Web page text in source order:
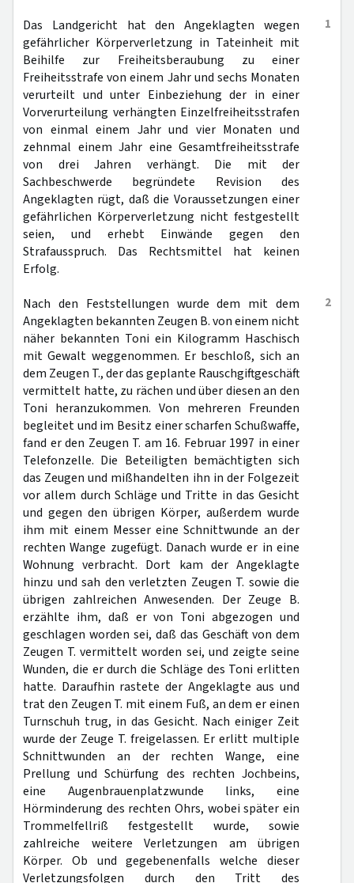
1
Das Landgericht hat den Angeklagten wegen
gefährlicher Körperverletzung in Tateinheit mit
Beihilfe zur Freiheitsberaubung zu einer
Freiheitsstrafe von einem Jahr und sechs Monaten
verurteilt und unter Einbeziehung der in einer
Vorverurteilung verhängten Einzelfreiheitsstrafen
von einmal einem Jahr und vier Monaten und
zehnmal einem Jahr eine Gesamtfreiheitsstrafe
von drei Jahren verhängt. Die mit der
Sachbeschwerde begründete Revision des
Angeklagten rügt, daß die Voraussetzungen einer
gefährlichen Körperverletzung nicht festgestellt
seien, und erhebt Einwände gegen den
Strafausspruch. Das Rechtsmittel hat keinen
Erfolg.
2
Nach den Feststellungen wurde dem mit dem
Angeklagten bekannten Zeugen B. von einem nicht
näher bekannten Toni ein Kilogramm Haschisch
mit Gewalt weggenommen. Er beschloß, sich an
dem Zeugen T., der das geplante Rauschgiftgeschäft
vermittelt hatte, zu rächen und über diesen an den
Toni heranzukommen. Von mehreren Freunden
begleitet und im Besitz einer scharfen Schußwaffe,
fand er den Zeugen T. am 16. Februar 1997 in einer
Telefonzelle. Die Beteiligten bemächtigten sich
das Zeugen und mißhandelten ihn in der Folgezeit
vor allem durch Schläge und Tritte in das Gesicht
und gegen den übrigen Körper, außerdem wurde
ihm mit einem Messer eine Schnittwunde an der
rechten Wange zugefügt. Danach wurde er in eine
Wohnung verbracht. Dort kam der Angeklagte
hinzu und sah den verletzten Zeugen T. sowie die
übrigen zahlreichen Anwesenden. Der Zeuge B.
erzählte ihm, daß er von Toni abgezogen und
geschlagen worden sei, daß das Geschäft von dem
Zeugen T. vermittelt worden sei, und zeigte seine
Wunden, die er durch die Schläge des Toni erlitten
hatte. Daraufhin rastete der Angeklagte aus und
trat den Zeugen T. mit einem Fuß, an dem er einen
Turnschuh trug, in das Gesicht. Nach einiger Zeit
wurde der Zeuge T. freigelassen. Er erlitt multiple
Schnittwunden an der rechten Wange, eine
Prellung und Schürfung des rechten Jochbeins,
eine Augenbrauenplatzwunde links, eine
Hörminderung des rechten Ohrs, wobei später ein
Trommelfellriß festgestellt wurde, sowie
zahlreiche weitere Verletzungen am übrigen
Körper. Ob und gegebenenfalls welche dieser
Verletzungsfolgen durch den Tritt des